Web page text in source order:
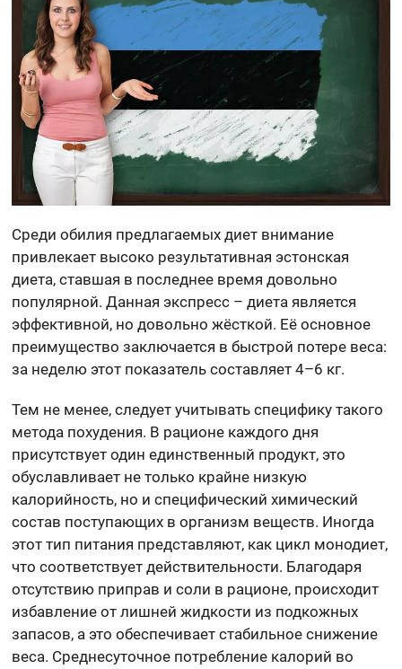
Среди обилия предлагаемых диет внимание
привлекает высоко результативная эстонская
диета, ставшая в последнее время довольно
популярной. Данная экспресс – диета является
эффективной, но довольно жёсткой. Её основное
преимущество заключается в быстрой потере веса:
за неделю этот показатель составляет 4–6 кг.
Тем не менее, следует учитывать специфику такого
метода похудения. В рационе каждого дня
присутствует один единственный продукт, это
обуславливает не только крайне низкую
калорийность, но и специфический химический
состав поступающих в организм веществ. Иногда
этот тип питания представляют, как цикл монодиет,
что соответствует действительности. Благодаря
отсутствию приправ и соли в рационе, происходит
избавление от лишней жидкости из подкожных
запасов, а это обеспечивает стабильное снижение
веса. Среднесуточное потребление калорий во